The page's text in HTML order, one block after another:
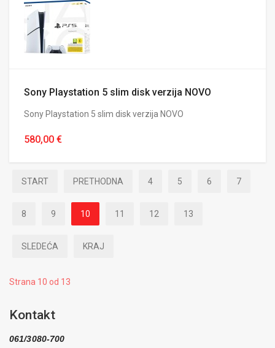
Sony Playstation 5 slim disk verzija NOVO
Sony Playstation 5 slim disk verzija NOVO
580,00 €
START PRETHODNA 4 5 6 7
8 9 10 11 12 13
SLEDEĆA KRAJ
Strana 10 od 13
Kontakt
061/3080-700